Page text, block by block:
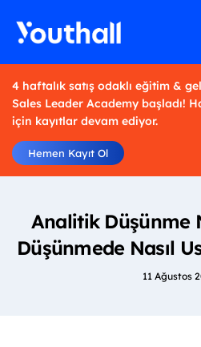
4 haftalık satış odaklı eğitim &
Sales Leader Academy başladı!
için kayıtlar devam ediyor.
Hemen Kayıt Ol
Analitik Düşünme
Düşünmede Nasıl
11 Ağustos